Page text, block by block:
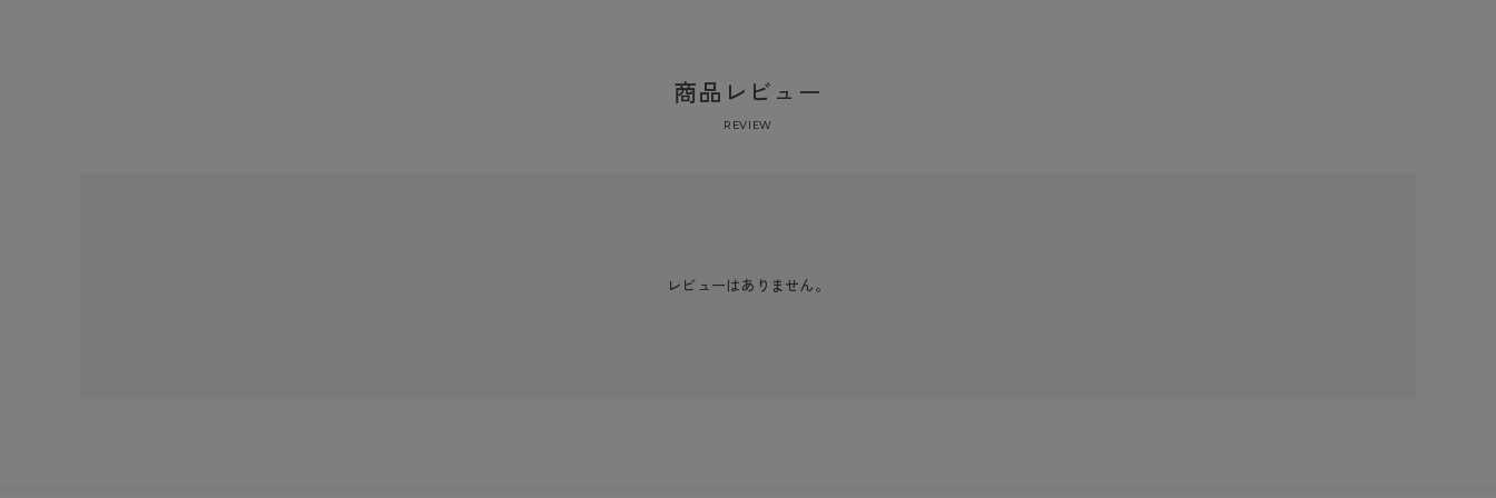
商品レビュー
REVIEW
レビューはありません。